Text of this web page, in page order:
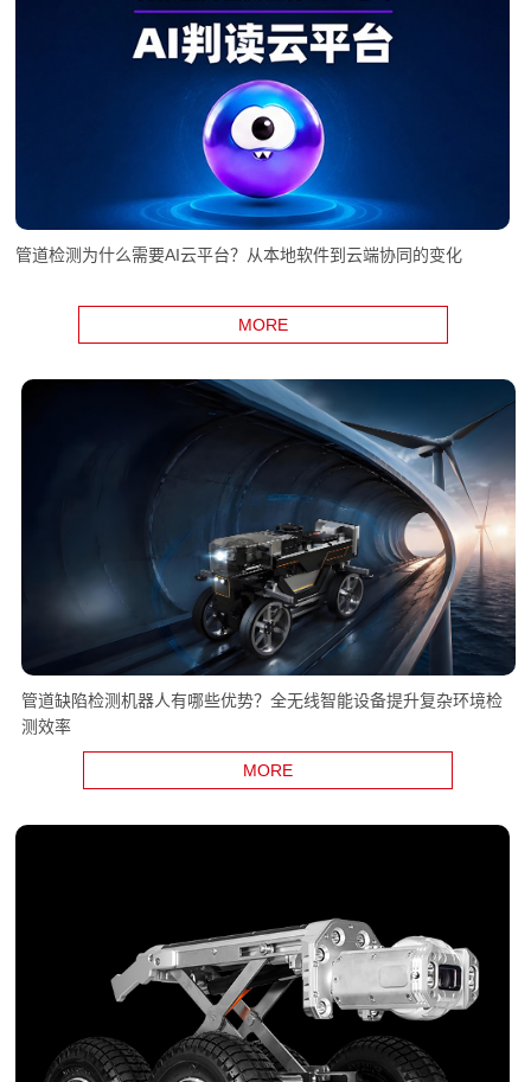
管道检测为什么需要AI云平台？从本地软件到云端协同的变化
MORE
管道缺陷检测机器人有哪些优势？全无线智能设备提升复杂环境检
测效率
MORE